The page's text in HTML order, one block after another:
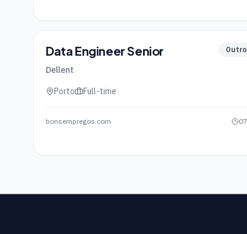
Data Engineer Senior
Dellent
Porto
Full-time
bonsempregos.com